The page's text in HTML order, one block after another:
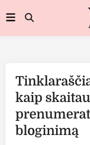
to
Open
Main
kaip
bloginimą